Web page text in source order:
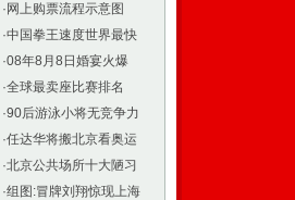
· 网上购票流程示意图
·中国拳王速度世界最快
·08年8月8日婚宴火爆
·全球最卖座比赛排名
·90后游泳小将无竞争力
·任达华将搬北京看奥运
·北京公共场所十大陋习
·组图:冒牌刘翔惊现上海